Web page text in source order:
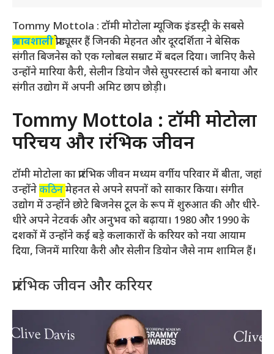
Tommy Mottola : टॉमी मोटोला म्यूजिक इंडस्ट्री के सबसे
प्रभावशालीप्रोड्यूसर हैं जिनकी मेहनत और दूरदर्शिता ने बेसिक
संगीत बिजनेस को एक ग्लोबल सम्राट में बदल दिया। जानिए कैसे
उन्होंने मारिया कैरी, सेलीन डियोन जैसे सुपरस्टार्स को बनाया और
संगीत उद्योग में अपनी अमिट छाप छोड़ी।
Tommy Mottola : टॉमी मोटोला
परिचय और प्रारंभिक जीवन
टॉमी मोटोला का प्रारंभिक जीवन मध्यम वर्गीय परिवार में बीता, जहां
उन्होंनेकठिनमेहनत से अपने सपनों को साकार किया। संगीत
उद्योग में उन्होंने छोटे बिजनेस टूल के रूप में शुरुआत की और धीरे-
धीरे अपने नेटवर्क और अनुभव को बढ़ाया। 1980 और 1990 के
दशकों में उन्होंने कई बड़े कलाकारों के करियर को नया आयाम
दिया, जिनमें मारिया कैरी और सेलीन डियोन जैसे नाम शामिल हैं।
प्रारंभिक जीवन और करियर